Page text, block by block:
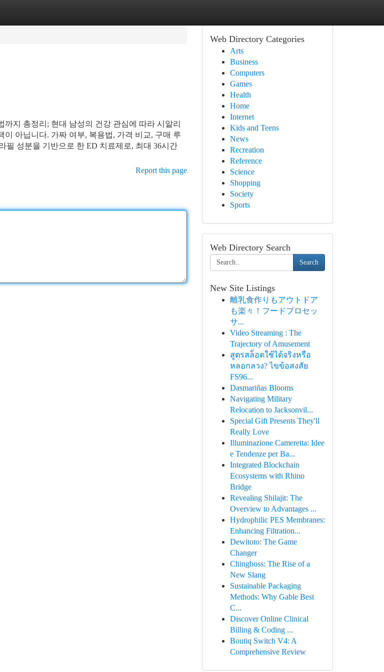
지 총정리; 현대 남성의 건강 관심에 따라 시알리
아닙니다. 가짜 여부, 복용법, 가격 비교, 구매 루
필 성분을 기반으로 한 ED 치료제로, 최대 36시간
Report this page
Web Directory Categories
Arts
Business
Computers
Games
Health
Home
Internet
Kids and Teens
News
Recreation
Reference
Science
Shopping
Society
Sports
Web Directory Search
Search
New Site Listings
離乳食作りもアウトドア
も楽々！フードプロセッ
サ...
Video Streaming : The
Trajectory of Amusement
สูตรสล็อตใช้ได้จริงหรือ
หลอกลวง? ไขข้อสงสัย
FS96...
Dasmariñas Blooms
Navigating Military
Relocation to Jacksonvil...
Special Gift Presents They'll
Really Love
Illuminazione Cameretta: Idee
e Tendenze per Ba...
Integrated Blockchain
Ecosystems with Rhino
Bridge
Revealing Shilajit: The
Overview to Advantages ...
Hydrophilic PES Membranes:
Enhancing Filtration...
Dewitoto: The Game
Changer
Chingboss: The Rise of a
New Slang
Sustainable Packaging
Methods: Why Gable Best
C...
Discover Online Clinical
Billing & Coding ...
Boutiq Switch V4: A
Comprehensive Review